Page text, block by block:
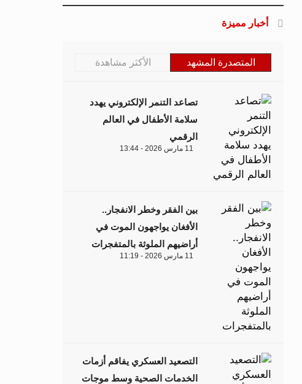
أخبار مميزة
المتصدرة المشهد الأكثر مشاهدة
تصاعد التنمر الإلكتروني يهدد
سلامة الأطفال في العالم
الرقمي
11 مارس 2026 - 13:44
بين الفقر وخطر الانفجار..
الأفغان يواجهون الموت في
أراضيهم الملوثة بالمتفجرات
11 مارس 2026 - 11:19
التصعيد العسكري يفاقم أزمات
الخدمات الصحية وسط موجات